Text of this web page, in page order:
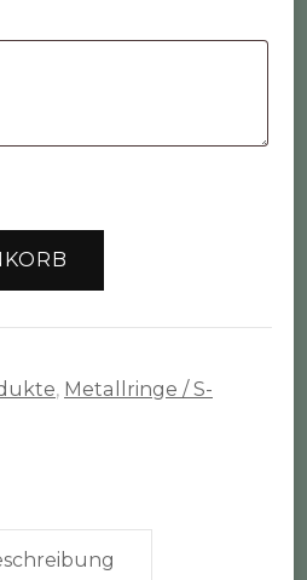
, Metallringe / S-